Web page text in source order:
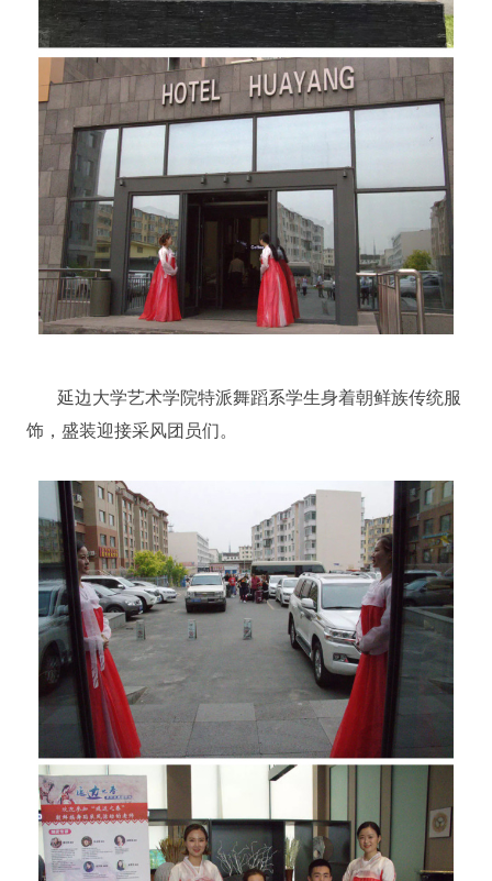
延边大学艺术学院特派舞蹈系学生身着朝鲜族传统服
饰，盛装迎接采风团员们。